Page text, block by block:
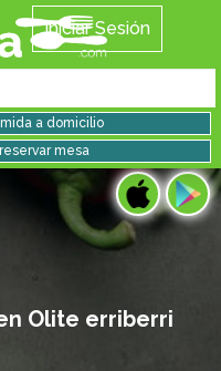
Iniciar Sesión
Olite erriberri